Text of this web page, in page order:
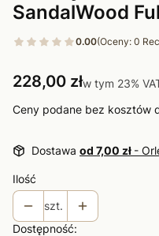
SandalWood
0.00(Oceny: 0
Cena
228,00 złw tym 23%
w tym 23%
Ceny podane bez kosztów
Dostawa od 7,00 zł -
Ilość
szt.
Dostępność: